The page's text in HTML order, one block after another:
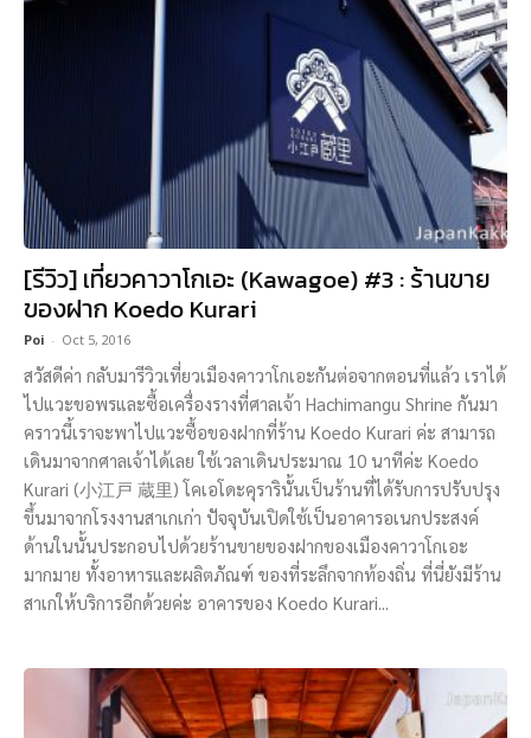
[รีวิว] เที่ยวคาวาโกเอะ (Kawagoe) #3 : ร้านขาย
ของฝาก Koedo Kurari
Poi - Oct 5, 2016
สวัสดีค่า กลับมารีวิวเที่ยวเมืองคาวาโกเอะกันต่อจากตอนที่แล้ว เราได้
ไปแวะขอพรและซื้อเครื่องรางที่ศาลเจ้า Hachimangu Shrine กันมา
คราวนี้เราจะพาไปแวะซื้อของฝากที่ร้าน Koedo Kurari ค่ะ สามารถ
เดินมาจากศาลเจ้าได้เลย ใช้เวลาเดินประมาณ 10 นาทีค่ะ Koedo
Kurari (小江戸 蔵里) โคเอโดะคุรารินั้นเป็นร้านที่ได้รับการปรับปรุง
ขึ้นมาจากโรงงานสาเกเก่า ปัจจุบันเปิดใช้เป็นอาคารอเนกประสงค์
ด้านในนั้นประกอบไปด้วยร้านขายของฝากของเมืองคาวาโกเอะ
มากมาย ทั้งอาหารและผลิตภัณฑ์ ของที่ระลึกจากท้องถิ่น ที่นี่ยังมีร้าน
สาเกให้บริการอีกด้วยค่ะ อาคารของ Koedo Kurari...